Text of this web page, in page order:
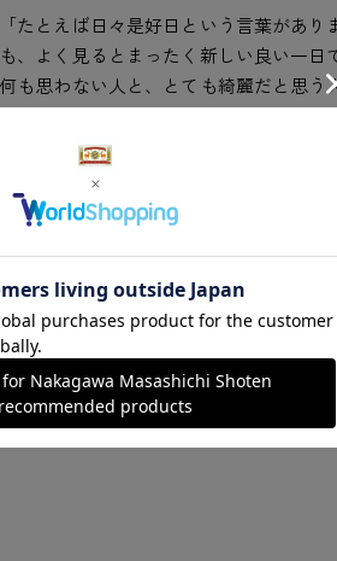
「たとえば日々是好日という言葉があ
も、よく見るとまったく新しい良い一
何も思わない人と、とても綺麗だと思
っていないと思うのか、手には血が通
も「ない」ところに「ある」ことを感
る。そうした心の在り方を養えるのが茶